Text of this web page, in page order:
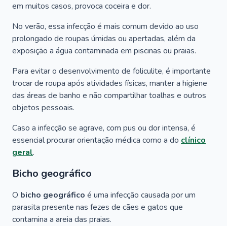
em muitos casos, provoca coceira e dor.
No verão, essa infecção é mais comum devido ao uso
prolongado de roupas úmidas ou apertadas, além da
exposição a água contaminada em piscinas ou praias.
Para evitar o desenvolvimento de foliculite, é importante
trocar de roupa após atividades físicas, manter a higiene
das áreas de banho e não compartilhar toalhas e outros
objetos pessoais.
Caso a infecção se agrave, com pus ou dor intensa, é
essencial procurar orientação médica como a do clínico
geral.
Bicho geográfico
O bicho geográfico é uma infecção causada por um
parasita presente nas fezes de cães e gatos que
contamina a areia das praias.